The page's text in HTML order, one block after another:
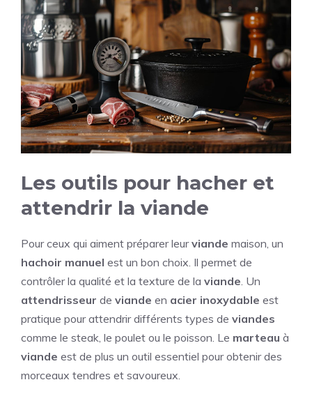
Les outils pour hacher et
attendrir la viande
Pour ceux qui aiment préparer leurviande maison, un
hachoir manuel est un bon choix. Il permet de
contrôler la qualité et la texture de la viande. Un
attendrisseur de viande en acier inoxydable est
pratique pour attendrir différents types de viandes
comme le steak, le poulet ou le poisson. Le marteau à
viande est de plus un outil essentiel pour obtenir des
morceaux tendres et savoureux.